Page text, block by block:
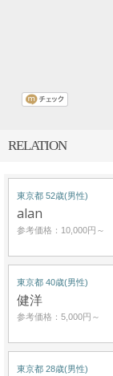
RELATION
東京都 52歳(男性)
alan
参考価格：10,000円～
東京都 40歳(男性)
健洋
参考価格：5,000円～
東京都 28歳(男性)